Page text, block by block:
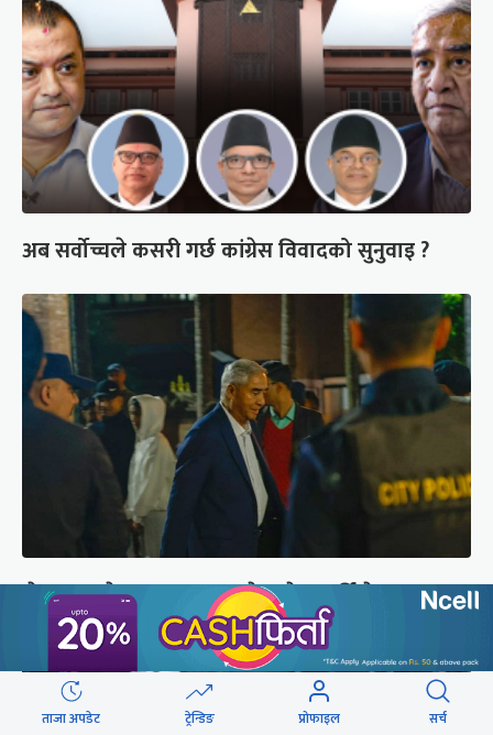
अब सर्वोच्चले कसरी गर्छ कांग्रेस विवादको सुनुवाइ ?
शेरबहादुर देउवा साउन २६ गते स्वदेश फर्किने
ताजा अपडेट ट्रेन्डिङ प्रोफाइल सर्च